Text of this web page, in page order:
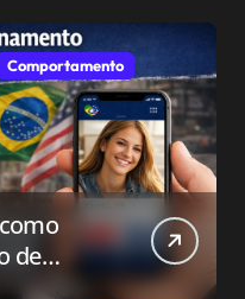
Comportamento
de